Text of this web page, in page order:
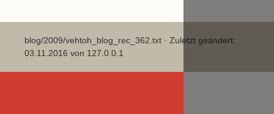
blog/2009/vehtoh_blog_rec_362.txt · Zuletzt geändert:
03.11.2016 von 127.0.0.1